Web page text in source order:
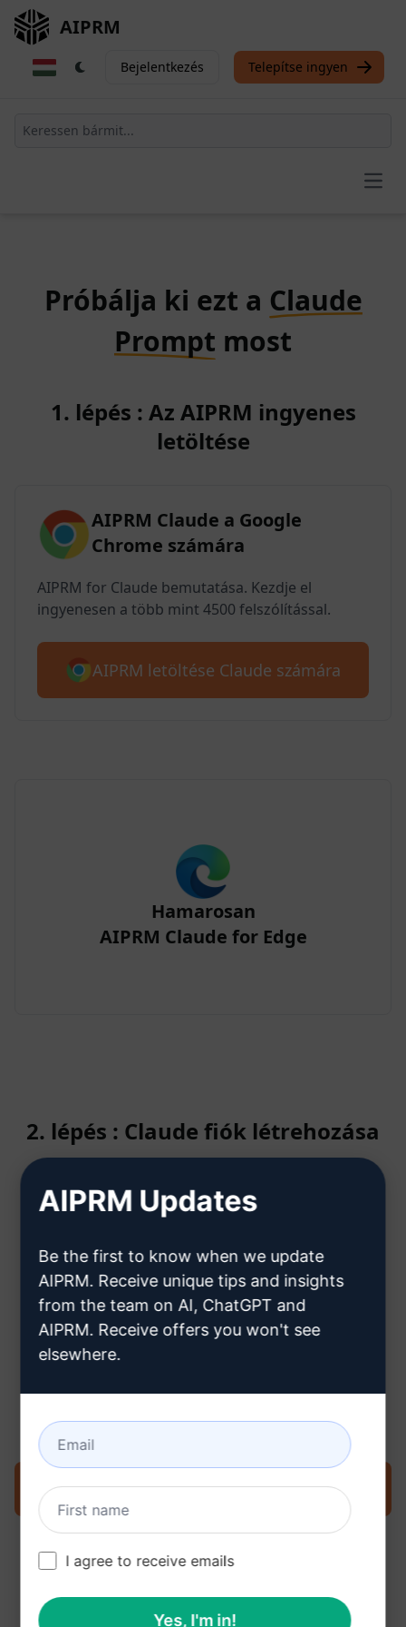
AIPRM
Bejelentkezés Telepítse ingyen
Próbálja ki ezt a Claude
Prompt most
1. lépés : Az AIPRM ingyenes
letöltése
AIPRM Claude a Google
Chrome számára
AIPRM for Claude bemutatása. Kezdje el
ingyenesen a több mint 4500 felszólítással.
AIPRM letöltése Claude számára
Hamarosan
AIPRM Claude for Edge
2. lépés : Claude fiók létrehozása
Kattintson ide, hogy megtudja,
fiókot
Próbálja ki a promptot most a Claude-on
AIPRM Updates
Be the first to know when we update
AIPRM. Receive unique tips and insights
from the team on AI, ChatGPT and
AIPRM. Receive offers you won't see
elsewhere.
I agree to receive emails
Yes, I'm in!